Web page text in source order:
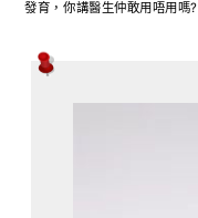
發育，你講醫生仲敢用唔用嗎?